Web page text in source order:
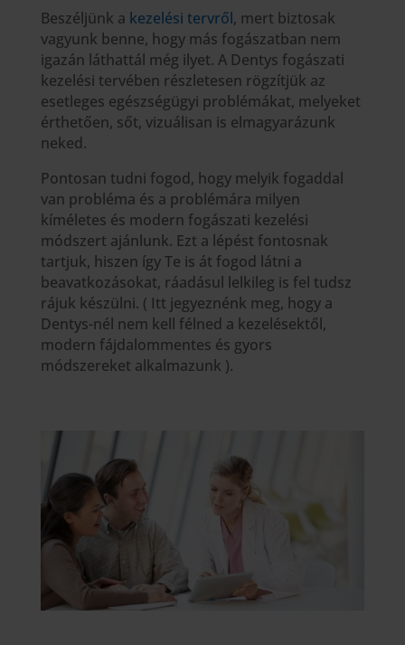
Beszéljünk a kezelési tervről, mert biztosak
vagyunk benne, hogy más fogászatban nem
igazán láthattál még ilyet. A Dentys fogászati
kezelési tervében részletesen rögzítjük az
esetleges egészségügyi problémákat, melyeket
érthetően, sőt, vizuálisan is elmagyarázunk
neked.
Pontosan tudni fogod, hogy melyik fogaddal
van probléma és a problémára milyen
kíméletes és modern fogászati kezelési
módszert ajánlunk. Ezt a lépést fontosnak
tartjuk, hiszen így Te is át fogod látni a
beavatkozásokat, ráadásul lelkileg is fel tudsz
rájuk készülni. ( Itt jegyeznénk meg, hogy a
Dentys-nél nem kell félned a kezelésektől,
modern fájdalommentes és gyors
módszereket alkalmazunk ).